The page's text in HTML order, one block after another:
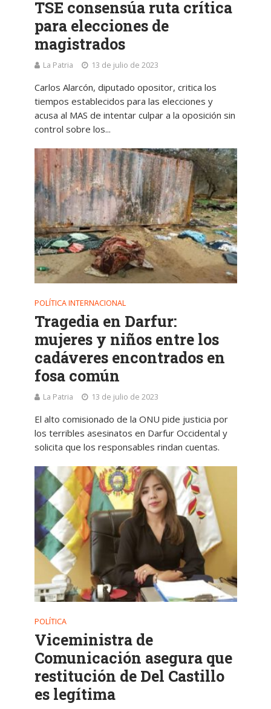
TSE consensúa ruta crítica
para elecciones de
magistrados
La Patria 13 de julio de 2023
Carlos Alarcón, diputado opositor, critica los
tiempos establecidos para las elecciones y
acusa al MAS de intentar culpar a la oposición sin
control sobre los...
POLÍTICA INTERNACIONAL
Tragedia en Darfur:
mujeres y niños entre los
cadáveres encontrados en
fosa común
La Patria 13 de julio de 2023
El alto comisionado de la ONU pide justicia por
los terribles asesinatos en Darfur Occidental y
solicita que los responsables rindan cuentas.
POLÍTICA
Viceministra de
Comunicación asegura que
restitución de Del Castillo
es legítima